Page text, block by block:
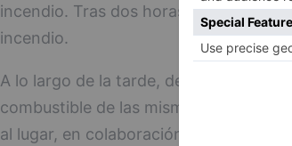
incendio. Tras dos horas de
incendio.
A lo largo de la tarde, debido a la
combustible de las mismas, tienen
al lugar, en colaboración con la